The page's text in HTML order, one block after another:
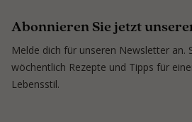
Abonnieren Sie jetzt
Melde dich für unseren Newsletter an.
wöchentlich Rezepte und Tipps für
Lebensstil.